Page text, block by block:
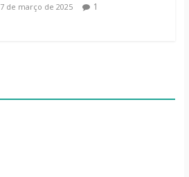
7 de março de 2025 1
Família Inusitada